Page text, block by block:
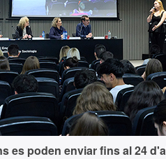
es poden enviarfins al 24